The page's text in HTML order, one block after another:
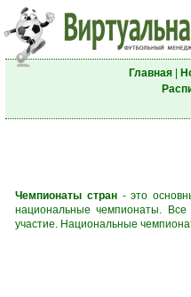
Главная|
Чемпионаты стран- это
национальные чемпионаты.
участие. Национальные